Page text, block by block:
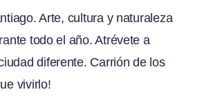
Arte, cultura y naturaleza
todo el año. Atrévete a
diferente. Carrión de los
vivirlo!